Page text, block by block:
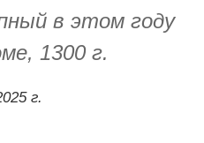
в этом году
1300 г.
г.